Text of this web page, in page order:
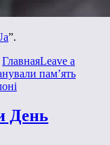
”.
ГлавнаяLeave a
пам’ять
День